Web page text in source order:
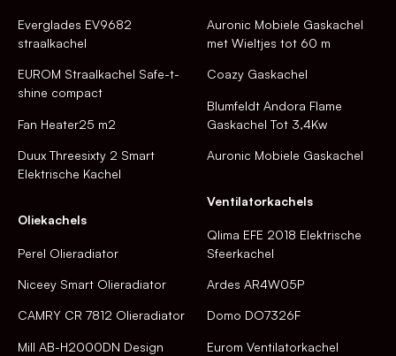
Everglades EV9682
straalkachel
EUROM Straalkachel Safe-t-
shine compact
Fan Heater25 m2
Duux Threesixty 2 Smart
Elektrische Kachel
Oliekachels
Perel Olieradiator
Niceey Smart Olieradiator
CAMRY CR 7812 Olieradiator
Mill AB-H2000DN Design
Auronic Mobiele Gaskachel
met Wieltjes tot 60 m
Coazy Gaskachel
Blumfeldt Andora Flame
Gaskachel Tot 3,4Kw
Auronic Mobiele Gaskachel
Ventilatorkachels
Qlima EFE 2018 Elektrische
Sfeerkachel
Ardes AR4W05P
Domo DO7326F
Eurom Ventilatorkachel